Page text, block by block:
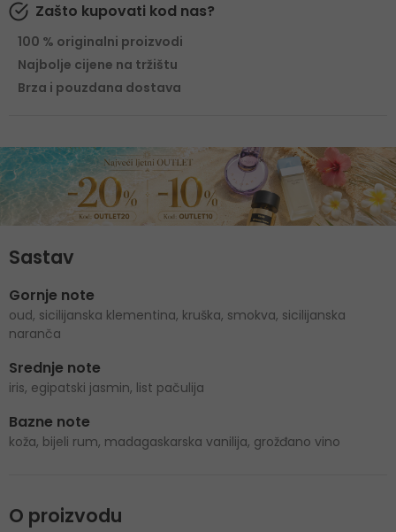
Zašto kupovati kod nas?
100 % originalni proizvodi
Najbolje cijene na tržištu
Brza i pouzdana dostava
Sastav
Gornje note
oud, sicilijanska klementina, kruška, smokva, sicilijanska
naranča
Srednje note
iris, egipatski jasmin, list pačulija
Bazne note
koža, bijeli rum, madagaskarska vanilija, grožđano vino
O proizvodu